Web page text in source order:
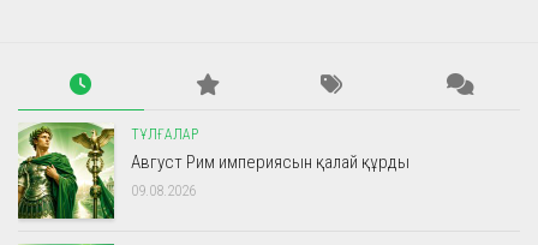
ТҰЛҒАЛАР
Август Рим империясын қалай құрды
09.08.2026